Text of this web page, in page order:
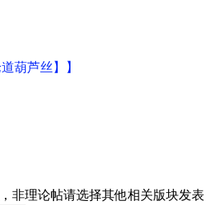
道葫芦丝】】
非理论帖请选择其他相关版块发表